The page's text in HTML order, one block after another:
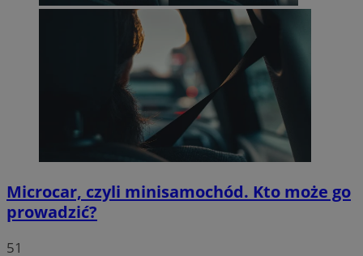
Microcar, czyli minisamochód. Kto może go
prowadzić?
51